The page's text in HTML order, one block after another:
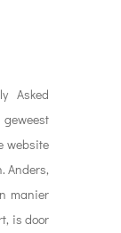
Asked
website
Anders,
manier
is door